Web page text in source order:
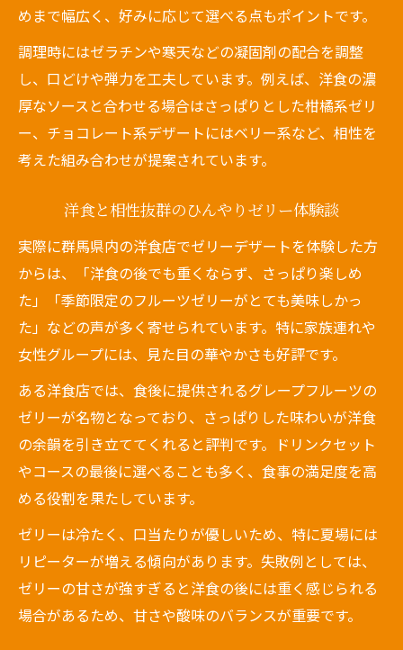
群馬の洋食文化が育むゼリーの新しい提案
洋食とゼリーの組み合わせで地元の味を再
発見
洋食シーンに映える群馬のゼリーデザート
洋食に華を添える群馬のゼリーデザート特
集
群馬で人気の洋食ゼリーの選び方とポイン
ト
食後にぴったりな洋食店のゼリーデザート
洋食の締めにおすすめの群馬ゼリーを厳選
めまで幅広く、好みに応じて選べる点もポイントです。
調理時にはゼラチンや寒天などの凝固剤の配合を調整
し、口どけや弾力を工夫しています。例えば、洋食の濃
厚なソースと合わせる場合はさっぱりとした柑橘系ゼリ
ー、チョコレート系デザートにはベリー系など、相性を
考えた組み合わせが提案されています。
洋食と相性抜群のひんやりゼリー体験談
実際に群馬県内の洋食店でゼリーデザートを体験した方
からは、「洋食の後でも重くならず、さっぱり楽しめ
た」「季節限定のフルーツゼリーがとても美味しかっ
た」などの声が多く寄せられています。特に家族連れや
女性グループには、見た目の華やかさも好評です。
ある洋食店では、食後に提供されるグレープフルーツの
ゼリーが名物となっており、さっぱりした味わいが洋食
の余韻を引き立ててくれると評判です。ドリンクセット
やコースの最後に選べることも多く、食事の満足度を高
める役割を果たしています。
ゼリーは冷たく、口当たりが優しいため、特に夏場には
リピーターが増える傾向があります。失敗例としては、
ゼリーの甘さが強すぎると洋食の後には重く感じられる
場合があるため、甘さや酸味のバランスが重要です。